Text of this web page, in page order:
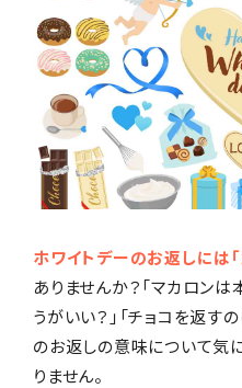
お店からギフトを探す
商品からギフトを探す
行事からギフトを探す
ホワイトデーのお返しには
ありませんか？「マカロン
うがいい？」「チョコを返す
のお返しの意味について気
りません。